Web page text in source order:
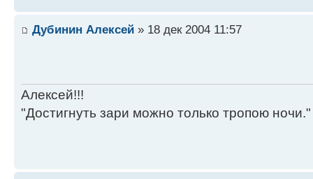
Дубинин Алексей » 18 дек 2004 11:57
Алексей!!!
"Достигнуть зари можно только тропою ночи."